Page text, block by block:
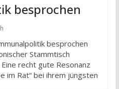
besprochen
besprochen
Stammtisch
recht gute Resonanz
im Rat“ bei ihrem jüngsten